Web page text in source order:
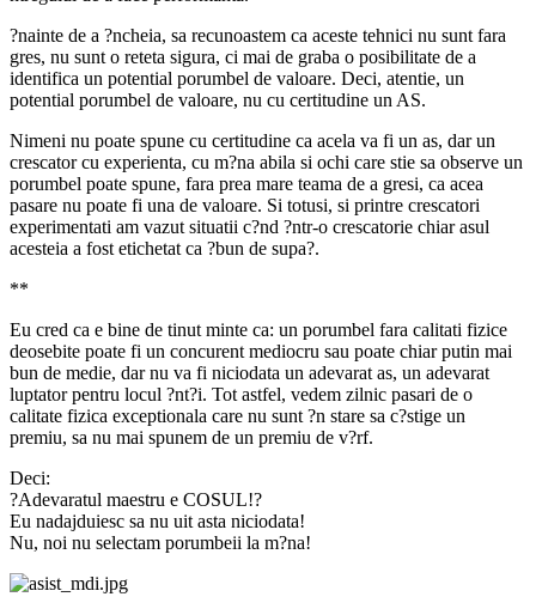
?nainte de a ?ncheia, sa recunoastem ca aceste tehnici nu sunt fara
gres, nu sunt o reteta sigura, ci mai de graba o posibilitate de a
identifica un potential porumbel de valoare. Deci, atentie, un
potential porumbel de valoare, nu cu certitudine un AS.
Nimeni nu poate spune cu certitudine ca acela va fi un as, dar un
crescator cu experienta, cu m?na abila si ochi care stie sa observe un
porumbel poate spune, fara prea mare teama de a gresi, ca acea
pasare nu poate fi una de valoare. Si totusi, si printre crescatori
experimentati am vazut situatii c?nd ?ntr-o crescatorie chiar asul
acesteia a fost etichetat ca ?bun de supa?.
**
Eu cred ca e bine de tinut minte ca: un porumbel fara calitati fizice
deosebite poate fi un concurent mediocru sau poate chiar putin mai
bun de medie, dar nu va fi niciodata un adevarat as, un adevarat
luptator pentru locul ?nt?i. Tot astfel, vedem zilnic pasari de o
calitate fizica exceptionala care nu sunt ?n stare sa c?stige un
premiu, sa nu mai spunem de un premiu de v?rf.
Deci:
?Adevaratul maestru e COSUL!?
Eu nadajduiesc sa nu uit asta niciodata!
Nu, noi nu selectam porumbeii la m?na!